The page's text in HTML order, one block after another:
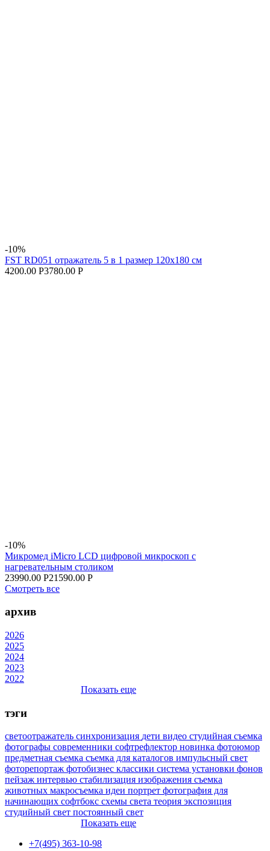
-10%
FST RD051 отражатель 5 в 1 размер 120x180 см
4200.00 Р3780.00 Р
-10%
Микромед iMicro LCD цифровой микроскоп с
нагревательным столиком
23990.00 Р21590.00 Р
Смотреть все
архив
2026
2025
2024
2023
2022
Показать еще
тэги
светоотражатель синхронизация дети видео студийная съемка
фотографы современники софтрефлектор новинка фотоюмор
предметная съемка съемка для каталогов импульсный свет
фоторепортаж фотобизнес классики система установки фонов
пейзаж интервью стабилизация изображения съемка
животных макросъемка идеи портрет фотография для
начинающих софтбокс схемы света теория экспозиция
студийный свет постоянный свет
Показать еще
+7(495) 363-10-98